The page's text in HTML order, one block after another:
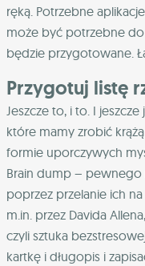
ręką. Potrzebne
może być potrzebne
będzie przygotowane.
Przygotuj listę
Jeszcze to, i to. I
które mamy zrobić
formie uporczywych
Brain dump – pewnego
poprzez przelanie ich
m.in. przez Davida
czyli sztuka
kartkę i długopis i